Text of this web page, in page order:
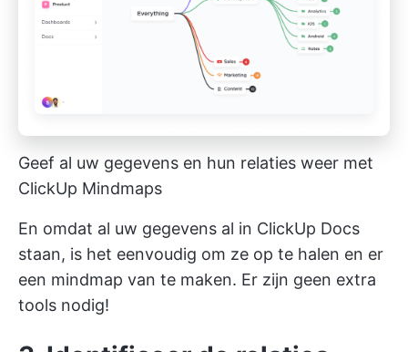
Geef al uw gegevens en hun relaties weer met
ClickUp Mindmaps
En omdat al uw gegevens al in ClickUp Docs
staan, is het eenvoudig om ze op te halen en er
een mindmap van te maken. Er zijn geen extra
tools nodig!